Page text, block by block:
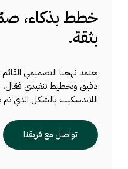
یسھم في تبسیط
المواد، ویعزز كفاءة
المشاریع الكبرى.
خطط بذكاء،
بثقة.
دقيق وتخطيط تنفيذي
اللاندسكيب بالشكل الذي تم
تواصل مع فريقنا